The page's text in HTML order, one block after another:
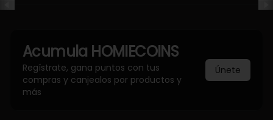
Acumula HOMIECOINS
Regístrate, gana puntos con tus
compras y canjealos por productos y
más
Únete